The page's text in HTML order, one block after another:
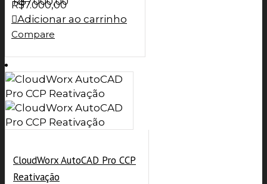
R$7.000,00
Adicionar ao carrinho
Compare
CloudWorx AutoCAD Pro CCP
Reativação